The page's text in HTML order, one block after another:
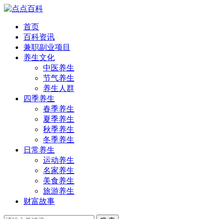
首页
百科资讯
兼职副业项目
养生文化
中医养生
节气养生
养生人群
四季养生
春季养生
夏季养生
秋季养生
冬季养生
日常养生
运动养生
名家养生
美食养生
旅游养生
财富故事